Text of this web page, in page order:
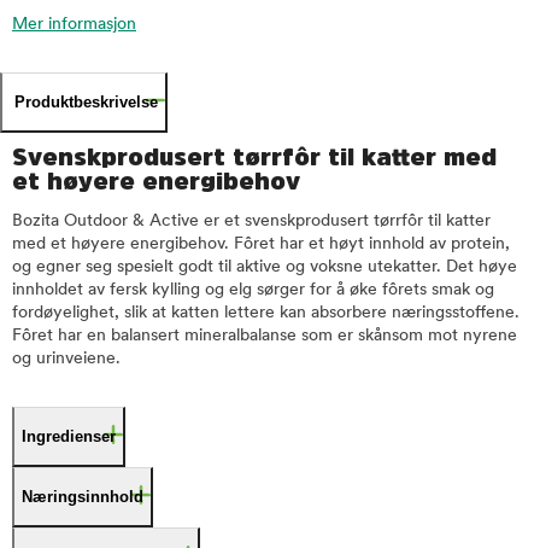
Mer informasjon
Produktbeskrivelse
Svenskprodusert tørrfôr til katter med
et høyere energibehov
Bozita Outdoor & Active er et svenskprodusert tørrfôr til katter
med et høyere energibehov. Fôret har et høyt innhold av protein,
og egner seg spesielt godt til aktive og voksne utekatter. Det høye
innholdet av fersk kylling og elg sørger for å øke fôrets smak og
fordøyelighet, slik at katten lettere kan absorbere næringsstoffene.
Fôret har en balansert mineralbalanse som er skånsom mot nyrene
og urinveiene.
Ingredienser
Næringsinnhold